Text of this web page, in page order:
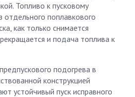
Топливо к пусковому
отдельного поплавкового
как только снимается
и подача топлива к
подогрева в
конструкцией
устойчивый пуск исправного